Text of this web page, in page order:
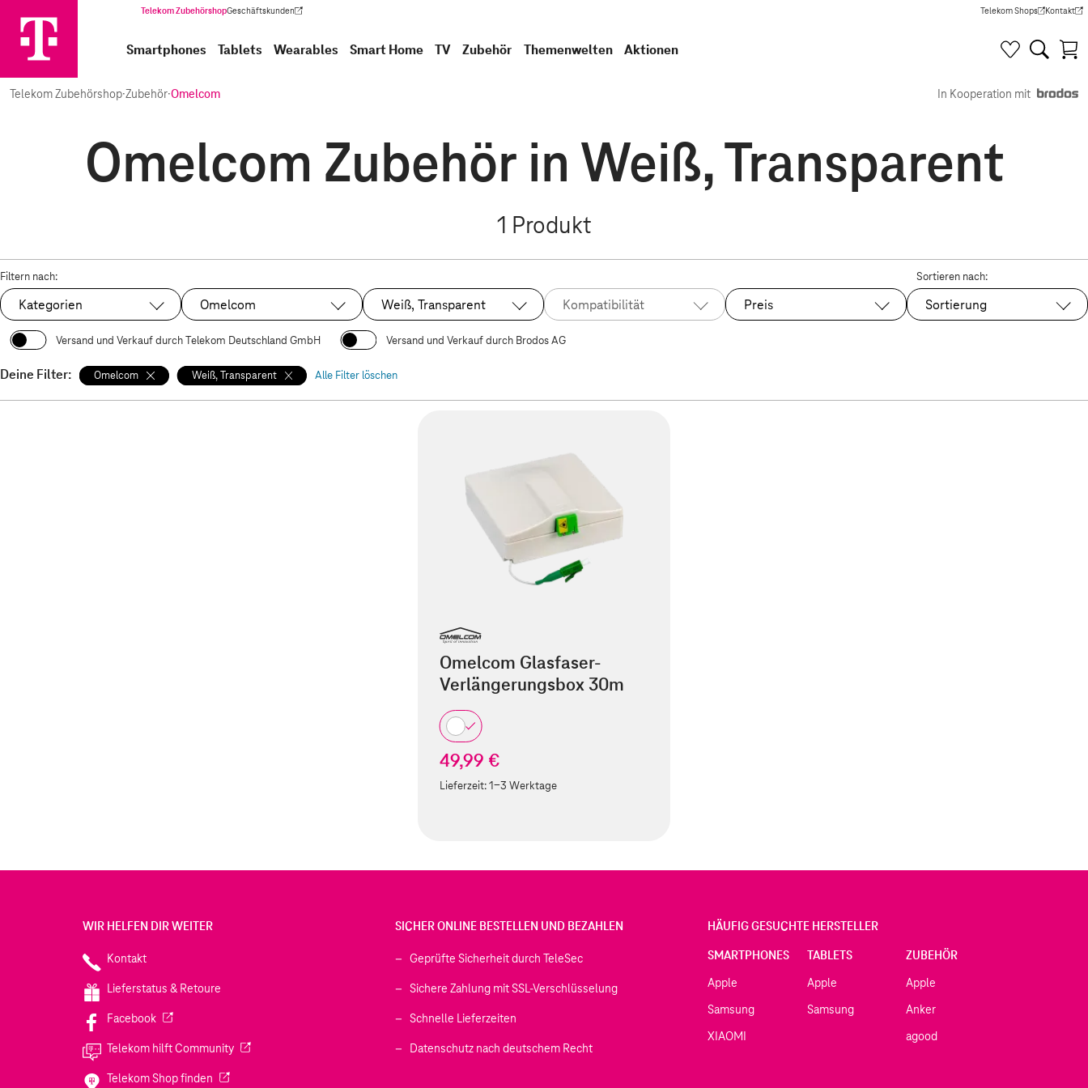
Telekom ZubehörshopGeschäftskunden
(Wird in einem neuen Tab geöffnet) Telekom Shops
(Wird in einem neuen Tab
Kontakt
(Wird in
Smartphones Tablets Wearables Smart Home TV Zubehör Themenwelten Aktionen
Telekom Zubehörshop·Zubehör·Omelcom In Kooperation mit
Omelcom Zubehör in Weiß, Transparent
1 Produkt
Filtern nach:
Kategorien Ausgewählt:
Omelcom Ausgewählt:
Weiß, Transparent Kompatibilität Preis
Sortieren nach:
Sortierung
Versand und Verkauf durch Telekom Deutschland GmbH Versand und Verkauf durch Brodos AG
Deine Filter: Omelcom Weiß, Transparent Alle Filter löschen
Omelcom Glasfaser-
Verlängerungsbox 30m
49,99 €
Lieferzeit:1-3 Werktage
WIR HELFEN DIR WEITER
Kontakt
Lieferstatus & Retoure
Facebook(Wird in einem neuen Tab geöffnet)
Telekom hilft Community(Wird in einem neuen Tab geöffnet)
Telekom Shop finden (Wird in einem neuen Tab geöffnet)
SICHER ONLINE BESTELLEN UND BEZAHLEN
Geprüfte Sicherheit durch TeleSec
Sichere Zahlung mit SSL-Verschlüsselung
Schnelle Lieferzeiten
Datenschutz nach deutschem Recht
HÄUFIG GESUCHTE HERSTELLER
SMARTPHONES
Apple
Samsung
XIAOMI
TABLETS
Apple
Samsung
ZUBEHÖR
Apple
Anker
agood